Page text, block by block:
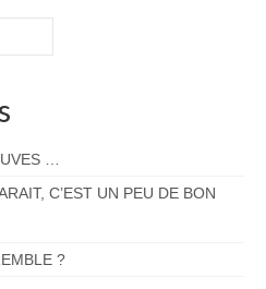
…
C’EST UN PEU DE BON
?